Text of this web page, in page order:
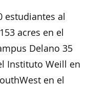
estudiantes al
acres en el
Delano 35
Instituto Weill en
en el